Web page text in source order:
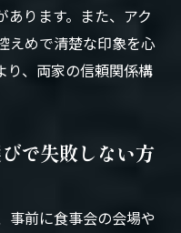
ります。また、アク
えめで清楚な印象を心
り、両家の信頼関係構
で失敗しない方
事前に食事会の会場や